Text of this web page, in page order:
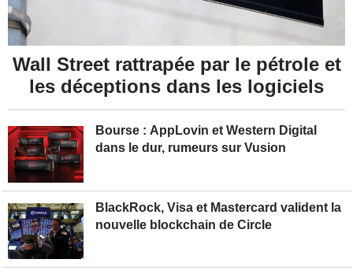
Bourse : AppLovin et Western Digital
dans le dur, rumeurs sur Vusion
BlackRock, Visa et Mastercard valident la
nouvelle blockchain de Circle
Wall Street rattrapée par le pétrole et
les déceptions dans les logiciels